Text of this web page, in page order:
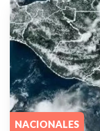
NACIONALES